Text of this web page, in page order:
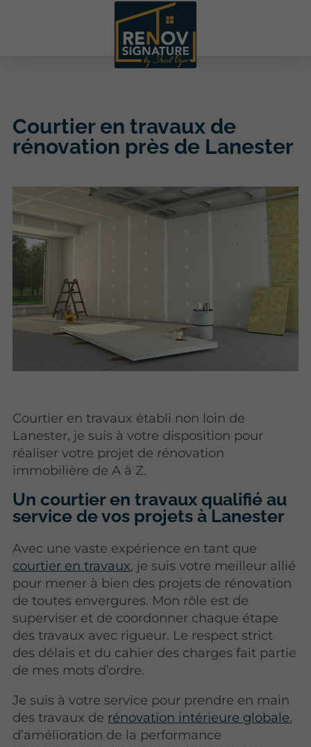
Courtier en travaux de
rénovation près de Lanester
Courtier en travaux établi non loin de
Lanester, je suis à votre disposition pour
réaliser votre projet de rénovation
immobilière de A à Z.
Un courtier en travaux qualifié au
service de vos projets à Lanester
Avec une vaste expérience en tant que
courtier en travaux, je suis votre meilleur allié
pour mener à bien des projets de rénovation
de toutes envergures. Mon rôle est de
superviser et de coordonner chaque étape
des travaux avec rigueur. Le respect strict
des délais et du cahier des charges fait partie
de mes mots d’ordre.
Je suis à votre service pour prendre en main
des travaux de rénovation intérieure globale,
d’amélioration de la performance